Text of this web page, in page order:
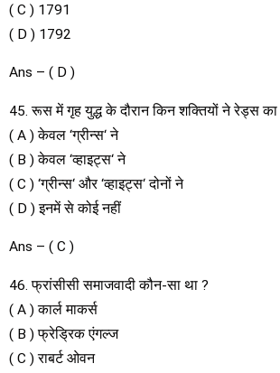
( C ) 1791
( D ) 1792
Ans – ( D )
45. रूस में गृह युद्ध के दौरान किन शक्तियों ने रेड्स का
( A ) केवल ‘ग्रीन्स‘ ने
( B ) केवल ‘व्हाइट्स‘ ने
( C ) ‘ग्रीन्स‘ और ‘व्हाइट्स‘ दोनों ने
( D ) इनमें से कोई नहीं
Ans – ( C )
46. फ्रांसीसी समाजवादी कौन-सा था ?
( A ) कार्ल माकर्स
( B ) फ्रेड्रिक एंगल्ज
( C ) राबर्ट ओवन